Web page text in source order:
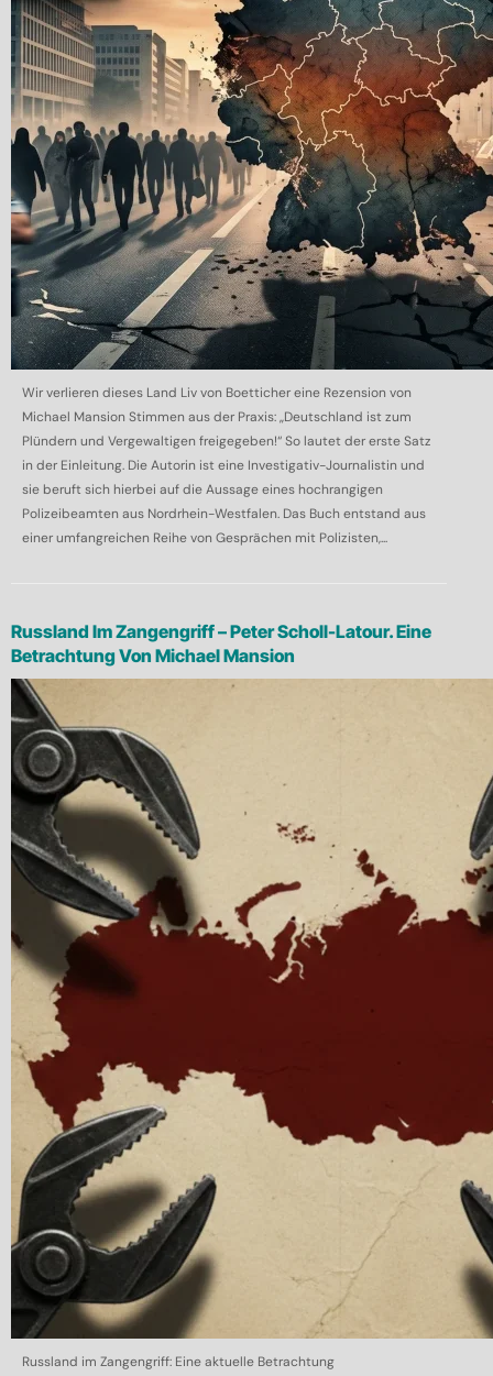
Wir verlieren dieses Land Liv von Boetticher eine Rezension von
Michael Mansion Stimmen aus der Praxis: „Deutschland ist zum
Plündern und Vergewaltigen freigegeben!“ So lautet der erste Satz
in der Einleitung. Die Autorin ist eine Investigativ-Journalistin und
sie beruft sich hierbei auf die Aussage eines hochrangigen
Polizeibeamten aus Nordrhein-Westfalen. Das Buch entstand aus
einer umfangreichen Reihe von Gesprächen mit Polizisten,...
Russland Im Zangengriff – Peter Scholl-Latour. Eine
Betrachtung Von Michael Mansion
Russland im Zangengriff: Eine aktuelle Betrachtung